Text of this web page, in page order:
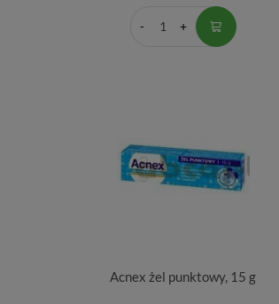
Acnex żel punktowy, 15 g